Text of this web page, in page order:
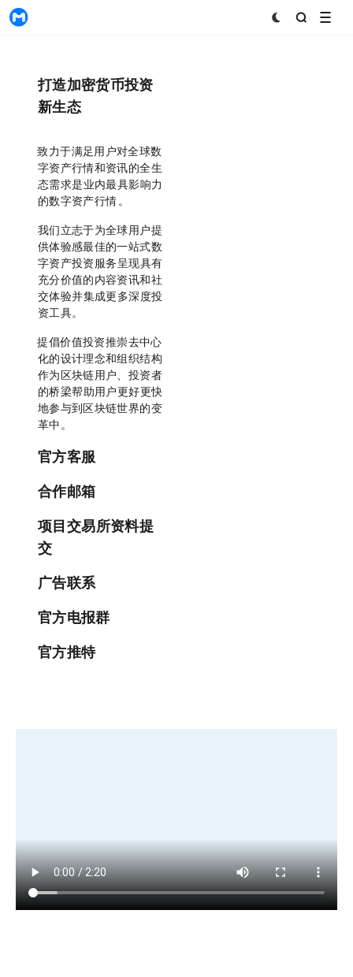
打造加密货币投资
新生态
MyToken致力于满足用户对全球数
字资产行情和资讯的全生
态需求，是业内最具影响力
的数字资产行情App。
我们立志于为全球用户提
供体验感最佳的一站式数
字资产投资服务，呈现具有
充分价值的内容资讯和社
交体验，并集成更多深度投
资工具。
MyToken提倡价值投资，推崇去中心
化的设计理念和组织结构，
作为区块链用户、投资者
的桥梁，帮助用户更好更快
地参与到区块链世界的变
革中。
官方客服
合作邮箱
项目/交易所资料提
交
广告联系advertising@mytoken.io
官方电报群
官方推特https://x.com/MyTokencap